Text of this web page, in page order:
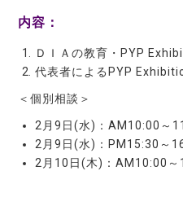
内容：
ＤＩＡの教育・PYP
代表者によるPYP
＜個別相談＞
2月9日(水)：AM10:00
2月9日(水)：PM15:30
2月10日(木)：AM10:00